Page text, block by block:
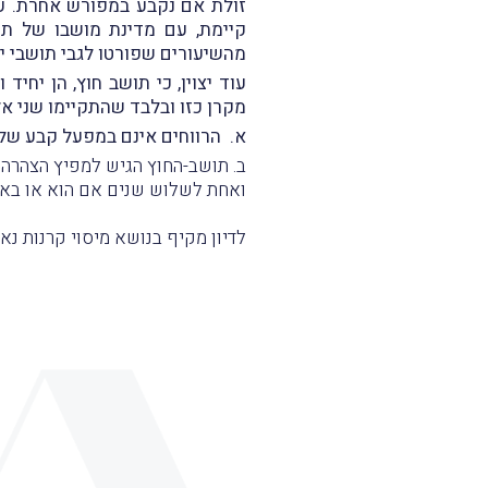
זולת אם נקבע במפורש אחרת.
קיימת, עם מדינת מושבו של
מהשיעורים שפורטו לגבי תושבי
עוד יצוין, כי תושב חוץ, הן
מקרן כזו ובלבד שהתקיימו שני
א. הרווחים אינם במפעל קבע
ואחת לשלוש שנים אם הוא או
לדיון מקיף בנושא מיסוי קרנות